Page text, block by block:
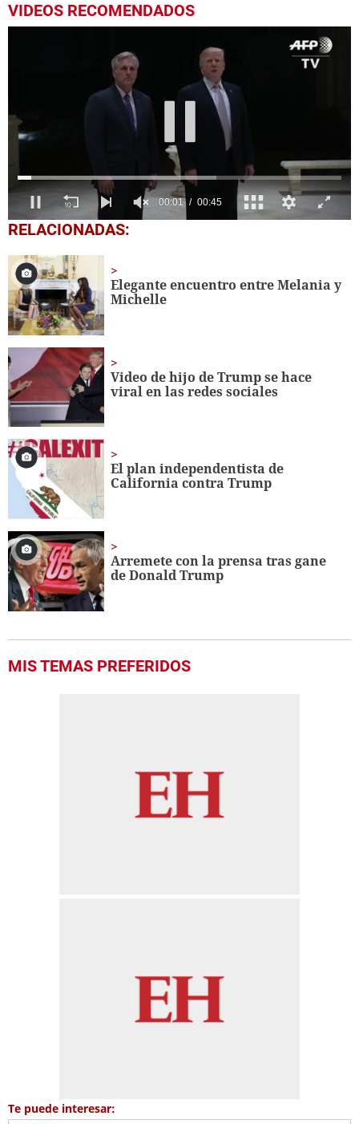
VIDEOS RECOMENDADOS
0
of
seconds
RELACIONADAS:
Elegante encuentro entre Melania y
Michelle
Video de hijo de Trump se hace
viral en las redes sociales
El plan independentista de
California contra Trump
Arremete con la prensa tras gane
de Donald Trump
MIS TEMAS PREFERIDOS
Te puede interesar: